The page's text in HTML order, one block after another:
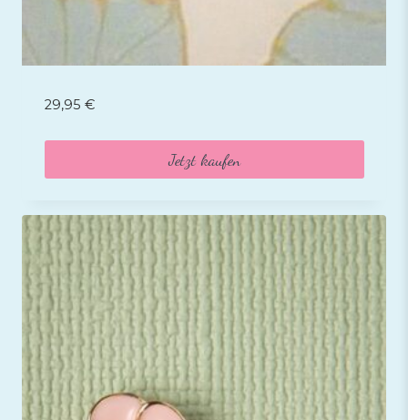
29,95 €
Jetzt kaufen